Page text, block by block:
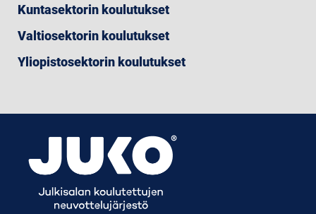
Kuntasektorin koulutukset
Valtiosektorin koulutukset
Yliopistosektorin koulutukset